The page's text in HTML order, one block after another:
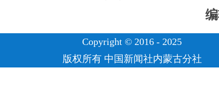
Copyright © 2016 - 2025
版权所有 中国新闻社内蒙古分社